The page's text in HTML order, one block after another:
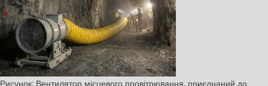
Рисунок: Вентилятор місцевого провітрювання, приєднаний до